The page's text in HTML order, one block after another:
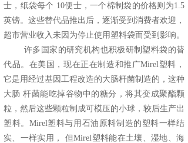
士，纸袋每个 10便士，一个棉制袋的价格则为1.5
英镑。这些替代品推出后，逐渐受到消费者欢迎，
超市营业收入未因为停止使用塑料袋而受到影响。
许多国家的研究机构也积极研制塑料袋的替
代品。在美国，现在正在制造和推广Mirel塑料，
它是用经过基因工程改造的大肠杆菌制造的，这种
大肠 杆菌能吃掉谷物中的糖分，将其变成聚酯颗
粒，然后这些颗粒制成可模压的小球，较后生产出
塑料。Mirel塑料与用石油原料制造的塑料一样结
实、一样实用， 但Mirel塑料能在土壤、湿地、海